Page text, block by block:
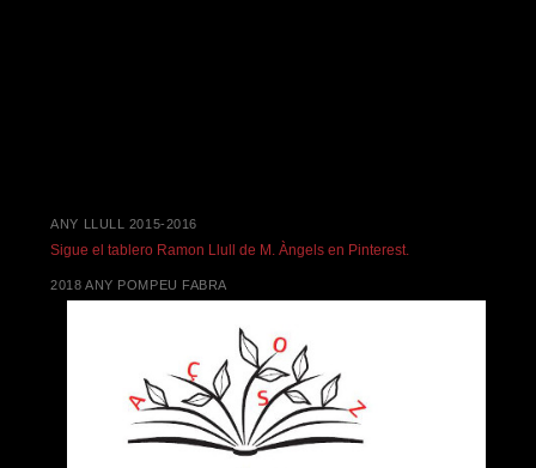
ANY LLULL 2015-2016
Sigue el tablero Ramon Llull de M. Àngels en Pinterest.
2018 ANY POMPEU FABRA